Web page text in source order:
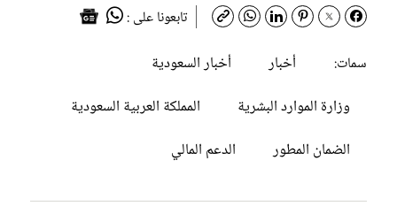
تابعونا على :
سمات:
أخبار
أخبار السعودية
وزارة الموارد البشرية
المملكة العربية السعودية
الضمان المطور
الدعم المالي